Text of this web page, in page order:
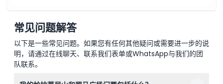
常见问题解答
以下是一些常见问题。如果您有任何其他疑问或需要进一步的说
明，请通过在线聊天、联系我们表单或WhatsApp与我们的团
队联系。